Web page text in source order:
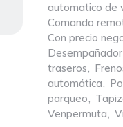
automatico de
Comando
Con precio
traseros,
automática,
parqueo,
Venpermuta,